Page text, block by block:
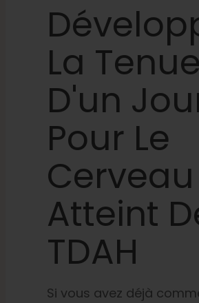
La Tenue
D'un
Pour Le
Cerveau
Atteint
TDAH
Si vous avez déjà